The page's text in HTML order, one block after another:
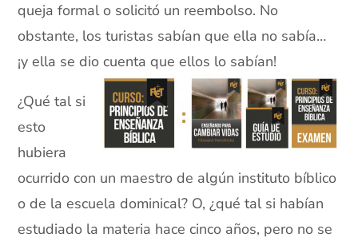
queja formal o solicitó un reembolso. No
obstante, los turistas sabían que ella no sabía…
¡y ella se dio cuenta que ellos lo sabían!
¿Qué tal si
esto
hubiera
ocurrido con un maestro de algún instituto bíblico
o de la escuela dominical? O, ¿qué tal si habían
estudiado la materia hace cinco años, pero no se